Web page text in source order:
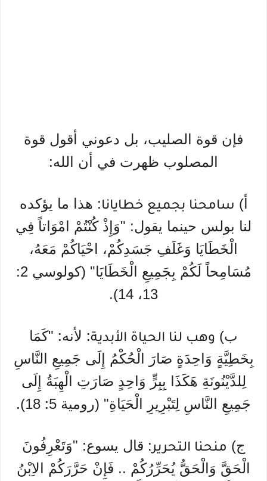
فإن قوة الصليب، بل دعوني أقول قوة
المصلوب ظهرت في أن الله:
أ) سامحنا بجميع خطايانا: هذا ما يؤكده
لنا بولس حينما يقول: "وَإِذْ كُنْتُمْ امْوَاتاً فِي
الْخَطَايَا وَغَلَفِ جَسَدِكُمْ، احْيَاكُمْ مَعَهُ،
مُسَامِحاً لَكُمْ بِجَمِيعِ الْخَطَايَا" (كولوسي 2:
13، 14).
ب) وهب لنا الحياة الأبدية: لأنه: "كَمَا
بِخَطِيَّةٍ وَاحِدَةٍ صَارَ الْحُكْمُ إِلَى جَمِيعِ النَّاسِ
لِلدَّيْنُونَةِ هَكَذَا بِبِرٍّ وَاحِدٍ صَارَتِ الْهِبَةُ إِلَى
جَمِيعِ النَّاسِ لِتَبْرِيرِ الْحَيَاةِ" (رومية 5: 18).
ج) منحنا التحرير: قال يسوع: "وَتَعْرِفُونَ
الْحَقَّ وَالْحَقُّ يُحَرِّرُكُمْ .. فَإِنْ حَرَّرَكُمْ الاِبْنُ